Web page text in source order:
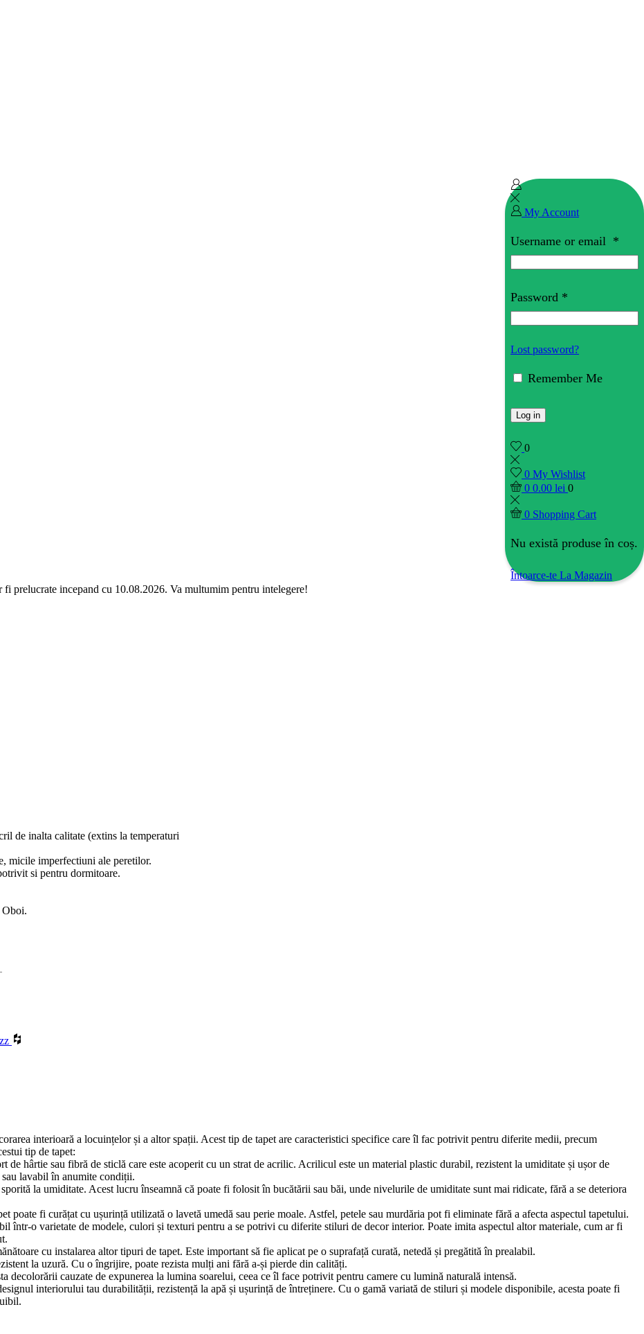
My Account
Username or email *
Password *
Lost password?
Remember Me
Log in
0
0 My Wishlist
0 0.00 lei 0
0 Shopping Cart
Nu există produse în coș.
Întoarce-te La Magazin
prelucrate incepand cu 10.08.2026. Va multumim pentru intelegere!
de inalta calitate (extins la temperaturi
micile imperfectiuni ale peretilor.
si pentru dormitoare.
Oboi.
interioară a locuințelor și a altor spații. Acest tip de tapet are caracteristici specifice care îl fac potrivit pentru diferite medii, precum
tip de tapet:
de hârtie sau fibră de sticlă care este acoperit cu un strat de acrilic. Acrilicul este un material plastic durabil, rezistent la umiditate și ușor de
sau lavabil în anumite condiții.
la umiditate. Acest lucru înseamnă că poate fi folosit în bucătării sau băi, unde nivelurile de umiditate sunt mai ridicate, fără a se deteriora
poate fi curățat cu ușurință utilizată o lavetă umedă sau perie moale. Astfel, petele sau murdăria pot fi eliminate fără a afecta aspectul tapetului.
într-o varietate de modele, culori și texturi pentru a se potrivi cu diferite stiluri de decor interior. Poate imita aspectul altor materiale, cum ar fi
cu instalarea altor tipuri de tapet. Este important să fie aplicat pe o suprafață curată, netedă și pregătită în prealabil.
la uzură. Cu o îngrijire, poate rezista mulți ani fără a-și pierde din calități.
decolorării cauzate de expunerea la lumina soarelui, ceea ce îl face potrivit pentru camere cu lumină naturală intensă.
interiorului tau durabilității, rezistență la apă și ușurință de întreținere. Cu o gamă variată de stiluri și modele disponibile, acesta poate fi